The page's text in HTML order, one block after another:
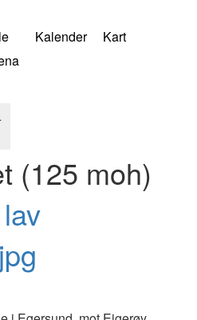
Kalender Kart
.
(125 moh)